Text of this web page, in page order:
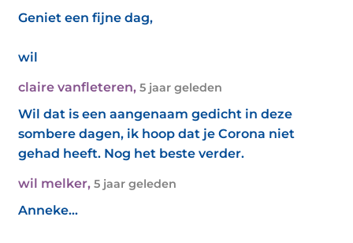
Geniet een fijne dag,
wil
claire vanfleteren, 5 jaar geleden
Wil dat is een aangenaam gedicht in deze
sombere dagen, ik hoop dat je Corona niet
gehad heeft. Nog het beste verder.
wil melker, 5 jaar geleden
Anneke...